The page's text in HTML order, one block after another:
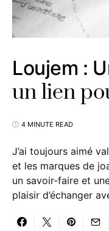
Loujem :
un lien
4 MINUTE READ
J’ai toujours aimé
et les marques de
un savoir-faire et
plaisir d’échanger